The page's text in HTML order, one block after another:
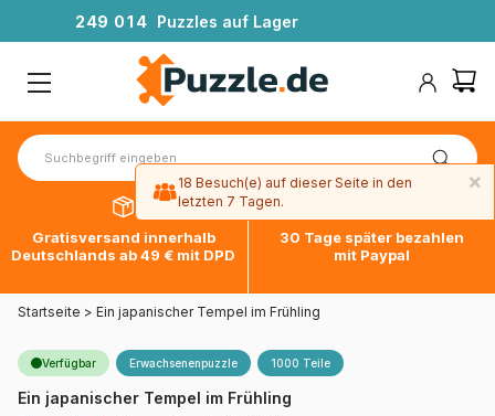
249 01 4 Puzzles auf Lager
Gratisversand innerhalb
Deutschlands ab 49 € mit DPD
30 Tage später bezahlen
mit Paypal
Startseite > Ein japanischer Tempel im Frühling
Verfügbar Erwachsenenpuzzle 1000 Teile
Ein japanischer Tempel im Frühling
×
18 Besuch(e) auf dieser Seite in den
letzten 7 Tagen.